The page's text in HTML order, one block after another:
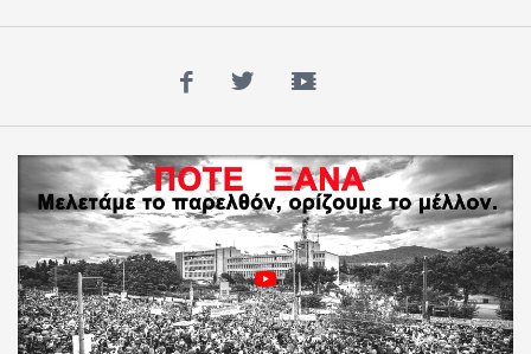
Facebook
TwitterYouTube